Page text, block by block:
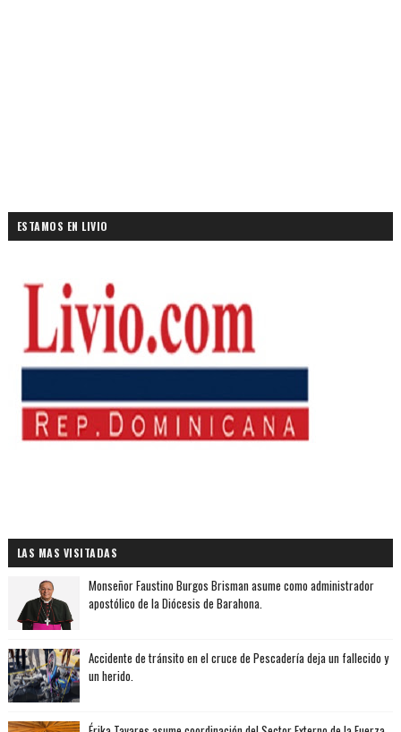
ESTAMOS EN LIVIO
LAS MAS VISITADAS
Monseñor Faustino Burgos Brisman asume como administrador
apostólico de la Diócesis de Barahona.
Accidente de tránsito en el cruce de Pescadería deja un fallecido y
un herido.